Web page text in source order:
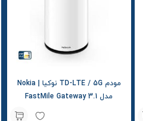
مودم TD-LTE / 5G نوکیا | Nokia
مدل FastMile Gateway 3.1